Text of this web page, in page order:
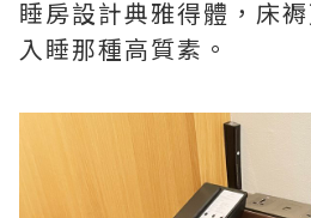
睡房設計典雅得體，床
入睡那種高質素。